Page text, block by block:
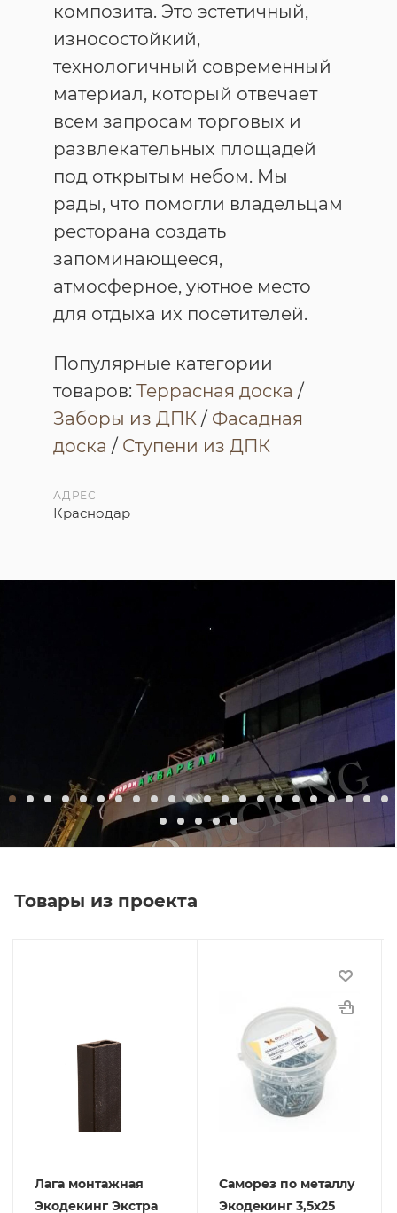
композита. Это эстетичный,
износостойкий,
технологичный современный
материал, который отвечает
всем запросам торговых и
развлекательных площадей
под открытым небом. Мы
рады, что помогли владельцам
ресторана создать
запоминающееся,
атмосферное, уютное место
для отдыха их посетителей.
Популярные категории
товаров: Террасная доска /
Заборы из ДПК / Фасадная
доска / Ступени из ДПК
АДРЕС
Краснодар
Товары из проекта
Лага монтажная
Экодекинг Экстра
Саморез по металлу
Экодекинг 3,5х25